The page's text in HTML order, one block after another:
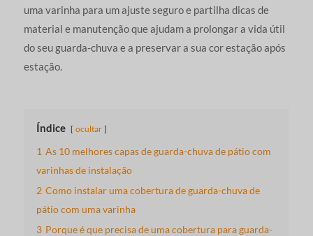
uma varinha para um ajuste seguro e partilha dicas de
material e manutenção que ajudam a prolongar a vida útil
do seu guarda-chuva e a preservar a sua cor estação após
estação.
Índice ocultar
1 As 10 melhores capas de guarda-chuva de pátio com
varinhas de instalação
2 Como instalar uma cobertura de guarda-chuva de
pátio com uma varinha
3 Porque é que precisa de uma cobertura para guarda-